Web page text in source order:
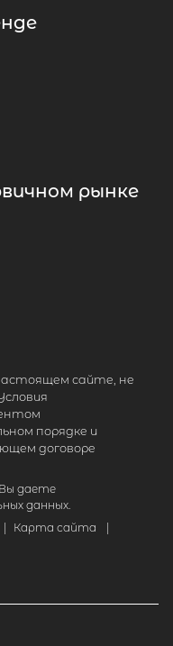
рынке
сайте, не
порядке и
договоре
даете
данных.
Карта сайта